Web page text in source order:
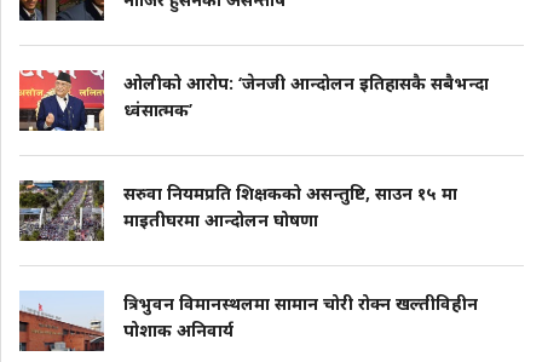
ओलीको आरोप: ‘जेनजी आन्दोलन इतिहासकै सबैभन्दा
ध्वंसात्मक’
सरुवा नियमप्रति शिक्षकको असन्तुष्टि, साउन १५ मा
माइतीघरमा आन्दोलन घोषणा
त्रिभुवन विमानस्थलमा सामान चोरी रोक्न खल्तीविहीन
पोशाक अनिवार्य